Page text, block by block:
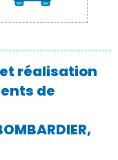
et réalisation
de